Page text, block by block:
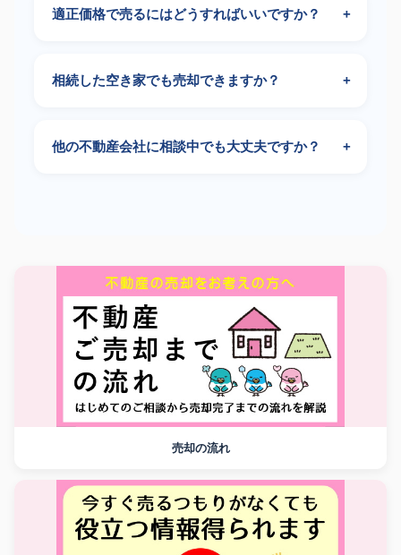
適正価格で売るにはどうすればいいですか？
相続した空き家でも売却できますか？
他の不動産会社に相談中でも大丈夫ですか？
売却の流れ